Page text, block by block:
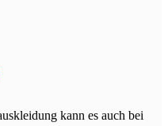
kann es auch bei